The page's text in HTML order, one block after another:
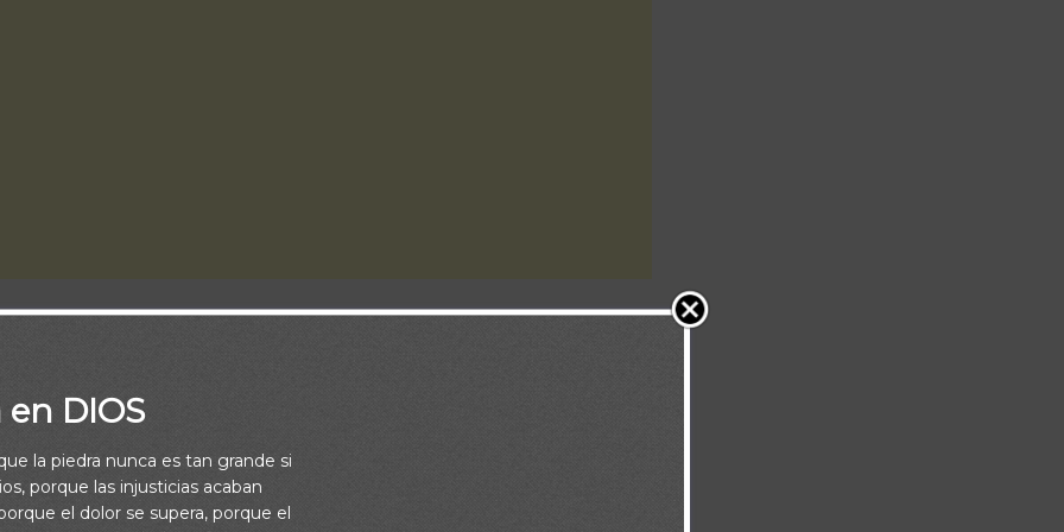
su ciudad. Con el permiso del rey, se propuso reconstruir Jerusalén.
obstáculos pero se negó a dejar que ellos lo distrajeran.
aprendemos la importancia de:
DIOS
la piedra nunca es tan grande si
porque las injusticias acaban
el dolor se supera, porque el